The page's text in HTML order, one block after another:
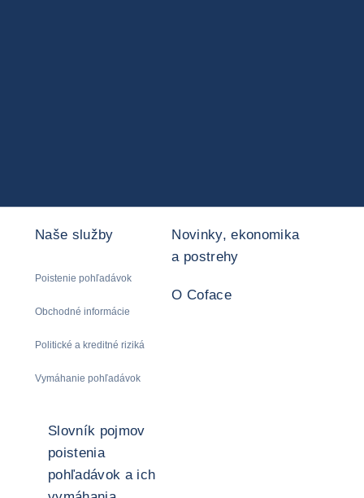
Naše služby
Poistenie pohľadávok
Obchodné informácie
Politické a kreditné riziká
Vymáhanie pohľadávok
Novinky, ekonomika
a postrehy
O Coface
Slovník pojmov
poistenia
pohľadávok a ich